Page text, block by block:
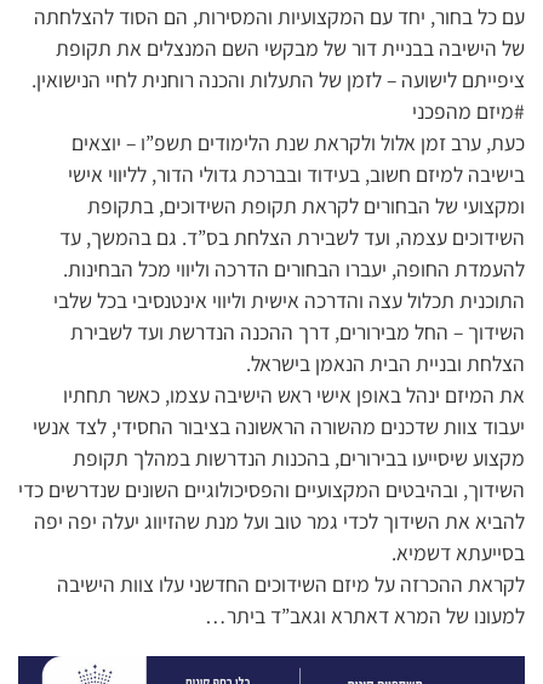
עם כל בחור, יחד עם המקצועיות והמסירות, הם הסוד להצלחתה
של הישיבה בבניית דור של מבקשי השם המנצלים את תקופת
ציפייתם לישועה – לזמן של התעלות והכנה רוחנית לחיי הנישואין.
#מיזם מהפכני
כעת, ערב זמן אלול ולקראת שנת הלימודים תשפ”ו – יוצאים
בישיבה למיזם חשוב, בעידוד ובברכת גדולי הדור, לליווי אישי
ומקצועי של הבחורים לקראת תקופת השידוכים, בתקופת
השידוכים עצמה, ועד לשבירת הצלחת בס”ד. גם בהמשך, עד
להעמדת החופה, יעברו הבחורים הדרכה וליווי מכל הבחינות.
התוכנית תכלול עצה והדרכה אישית וליווי אינטנסיבי בכל שלבי
השידוך – החל מבירורים, דרך ההכנה הנדרשת ועד לשבירת
הצלחת ובניית הבית הנאמן בישראל.
את המיזם ינהל באופן אישי ראש הישיבה עצמו, כאשר תחתיו
יעבוד צוות שדכנים מהשורה הראשונה בציבור החסידי, לצד אנשי
מקצוע שיסייעו בבירורים, בהכנות הנדרשות במהלך תקופת
השידוך, ובהיבטים המקצועיים והפסיכולוגיים השונים שנדרשים כדי
להביא את השידוך לכדי גמר טוב ועל מנת שהזיווג יעלה יפה יפה
בסייעתא דשמיא.
לקראת ההכרזה על מיזם השידוכים החדשני עלו צוות הישיבה
למעונו של המרא דאתרא וגאב”ד ביתר…